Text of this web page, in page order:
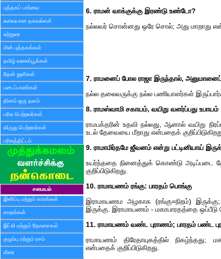
புத்தகப் பார்வை
சுவையான தகவல்கள்
சுற்றுலா
மின் புத்தகங்கள்
தமிழ் வலைப்பூக்கள்
தேன் துளிகள்
படைப்பாளர்கள்
தினம் ஒரு தளம்
பரிசு பெற்றவர்கள்
விருது பெற்றவர்கள்
பரிசுத்திட்டம்
சமையல்
இனிப்பு மற்றும் காரங்கள்
சாதங்கள்
இட்லி மற்றும் தோசைகள்
குழம்பு மற்றும் ரசம்
கீரை
6. ராமன் வாக்குக்கு இரண்டு உண்டோ?
நல்லவர் சொன்னது ஒரே சொல்; அது மாறாது
7. ராமனைப் போல ராஜா இருந்தால்,
நல்ல தலைவருக்கு நல்ல பணியாளர்கள்
8. ராமஸ்வாமி சகாயம், வயிறு வளர்ப்பது உபாயம்
ராமபக்தரின் உதவி நல்லது, ஆனால் வயிறு
உடல் தேவையை மீறாது என்பதைக்
9. ராமாமிர்தமே ஜீவனம் என்று பட்டினியாய்
உயர்ந்ததை நினைத்துக் கொண்டு அடிப்படை
குறிப்பிடுகிறது.
10. ராமாயணம் ரங்கு: பாரதம் பொங்கு
இராமாயணம அழகாக (ரங்கு=நிறம்)
இருக்கு. இராமாயணம் - மகாபாரதத்தை ஒப்பீடு
11. ராமாயணம் வண்ட புராணம்; பாரதம் பண்ட
ராமாயணம் திரேதாயுகத்தில் நிகழ்ந்தது;
என்பதைக் குறிப்பிடுகிறது.